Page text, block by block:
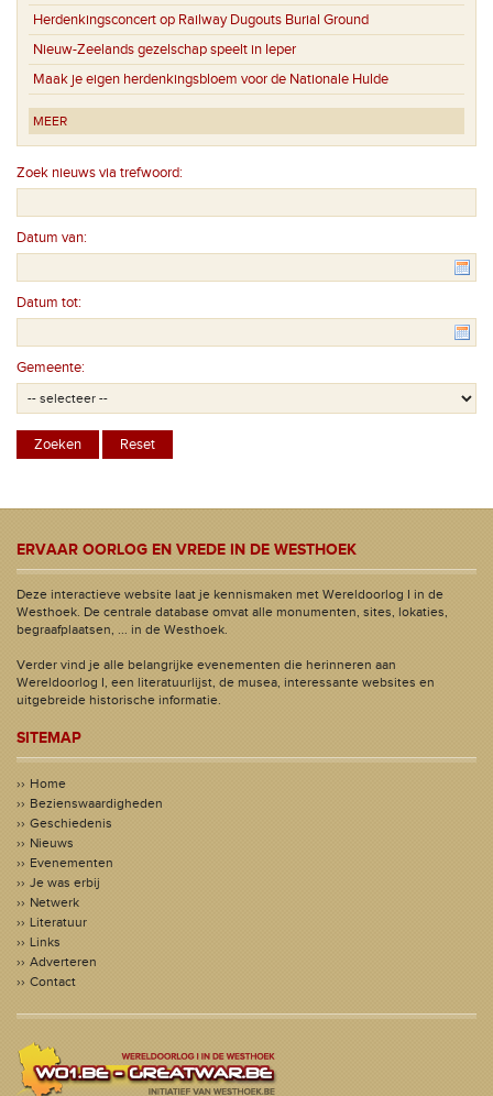
Herdenkingsconcert op Railway Dugouts Burial Ground
Nieuw-Zeelands gezelschap speelt in Ieper
Maak je eigen herdenkingsbloem voor de Nationale Hulde
MEER
Zoek nieuws via trefwoord:
Datum van:
Datum tot:
Gemeente:
ERVAAR OORLOG EN VREDE IN DE WESTHOEK
Deze interactieve website laat je kennismaken met Wereldoorlog I in de
Westhoek. De centrale database omvat alle monumenten, sites, lokaties,
begraafplaatsen, ... in de Westhoek.
Verder vind je alle belangrijke evenementen die herinneren aan
Wereldoorlog I, een literatuurlijst, de musea, interessante websites en
uitgebreide historische informatie.
SITEMAP
Home
Bezienswaardigheden
Geschiedenis
Nieuws
Evenementen
Je was erbij
Netwerk
Literatuur
Links
Adverteren
Contact